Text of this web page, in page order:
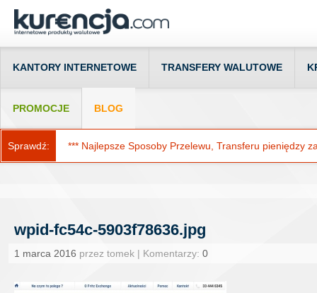
KANTORY INTERNETOWE TRANSFERY WALUTOWE
PROMOCJE BLOG
Sprawdź: *** Najlepsze Sposoby Przelewu, Transferu pieniędzy
wpid-fc54c-5903f78636.jpg
1 marca 2016 przez tomek | Komentarzy: 0